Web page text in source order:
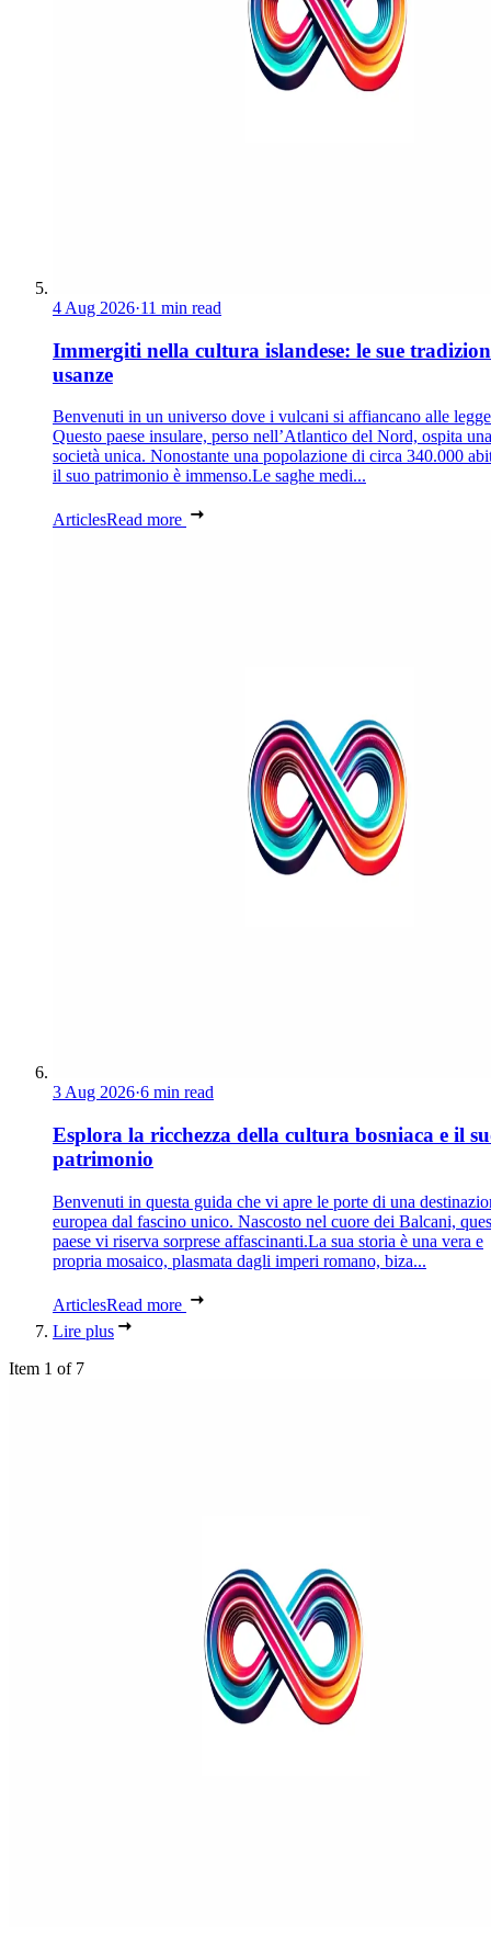
4 Aug 2026·11 min read
Immergiti nella cultura islandese: le sue
usanze
Benvenuti in un universo dove i vulcani si affiancano alle
Questo paese insulare, perso nell’Atlantico del Nord, ospita una
società unica. Nonostante una popolazione di circa 340.000
il suo patrimonio è immenso.Le saghe medi...
ArticlesRead more
3 Aug 2026·6 min read
Esplora la ricchezza della cultura bosniaca e il
patrimonio
Benvenuti in questa guida che vi apre le porte di una
europea dal fascino unico. Nascosto nel cuore dei Balcani,
paese vi riserva sorprese affascinanti.La sua storia è una vera e
propria mosaico, plasmata dagli imperi romano, biza...
ArticlesRead more
Lire plus
Item 1 of 7